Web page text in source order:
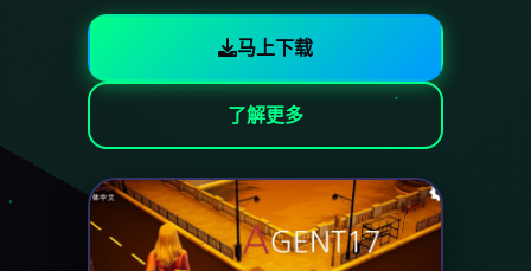
马上下载
了解更多